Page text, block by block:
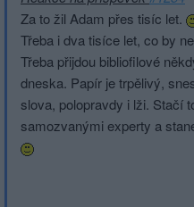
Za to žil Adam přes tisíc let.
Třeba i dva tisíce let, co by
Třeba přijdou bibliofilové
dneska. Papír je trpělivý,
slova, polopravdy i lži. Stačí
samozvanými experty a